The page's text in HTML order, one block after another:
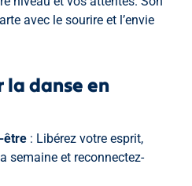
avec le sourire et l’envie
la danse en
être : Libérez votre esprit,
semaine et reconnectez-